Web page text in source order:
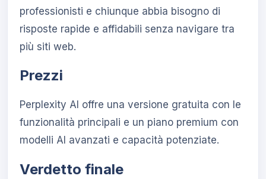
professionisti e chiunque abbia bisogno di
risposte rapide e affidabili senza navigare tra
più siti web.
Prezzi
Perplexity AI offre una versione gratuita con le
funzionalità principali e un piano premium con
modelli AI avanzati e capacità potenziate.
Verdetto finale